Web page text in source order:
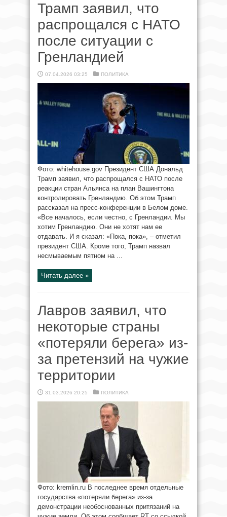
Трамп заявил, что
распрощался с НАТО
после ситуации с
Гренландией
07.04.2026 03:25 ПОЛИТИКА
Фото: whitehouse.gov Президент США Дональд
Трамп заявил, что распрощался с НАТО после
реакции стран Альянса на план Вашингтона
контролировать Гренландию. Об этом Трамп
рассказал на пресс-конференции в Белом доме.
«Все началось, если честно, с Гренландии. Мы
хотим Гренландию. Они не хотят нам ее
отдавать. И я сказал: «Пока, пока», – отметил
президент США. Кроме того, Трамп назвал
несмываемым пятном на ...
Читать далее »
Лавров заявил, что
некоторые страны
«потеряли берега» из-
за претензий на чужие
территории
31.03.2026 20:25 ПОЛИТИКА
Фото: kremlin.ru В последнее время отдельные
государства «потеряли берега» из-за
демонстрации необоснованных притязаний на